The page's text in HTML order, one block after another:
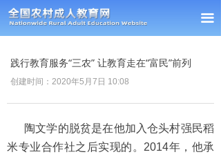
끀
首页
通知公告
政策法规
践行教育服务“三农” 让教育走在“富民”前列
创建时间： 2020年5月7日 10:08
陶文学的脱贫是在他加入仓头村强民稻
米专业合作社之后实现的。2014年，他承